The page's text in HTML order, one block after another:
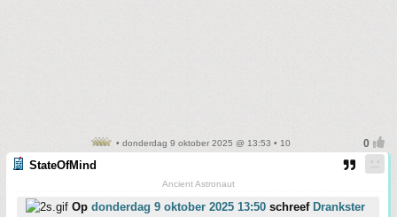
• donderdag 9 oktober 2025 @ 13:53 • 10
StateOfMind
Ancient Astronaut
Op donderdag 9 oktober 2025 13:50 schreef Drankster